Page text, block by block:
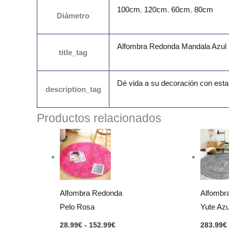
Diámetro
100cm, 120cm, 60cm, 80cm
title_tag
Alfombra Redonda Mandala
description_tag
Dé vida a su decoración con
Productos relacionados
Alfombra Redonda
Pelo Rosa
28.99€ - 152.99€
Yute
283.99€